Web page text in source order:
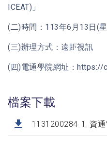
ICEAT)」
(二)時間：113年6月13日(
(三)辦理方式：遠距視訊
(四)電通學院網址：https://
檔案下載
1131200284_1_資